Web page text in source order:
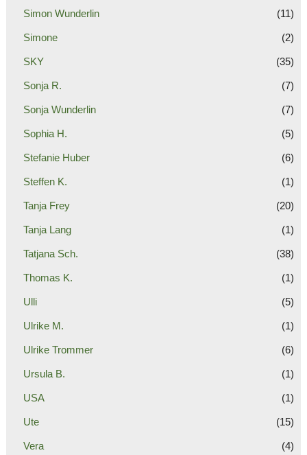
Simon Wunderlin (11)
Simone (2)
SKY (35)
Sonja R. (7)
Sonja Wunderlin (7)
Sophia H. (5)
Stefanie Huber (6)
Steffen K. (1)
Tanja Frey (20)
Tanja Lang (1)
Tatjana Sch. (38)
Thomas K. (1)
Ulli (5)
Ulrike M. (1)
Ulrike Trommer (6)
Ursula B. (1)
USA (1)
Ute (15)
Vera (4)